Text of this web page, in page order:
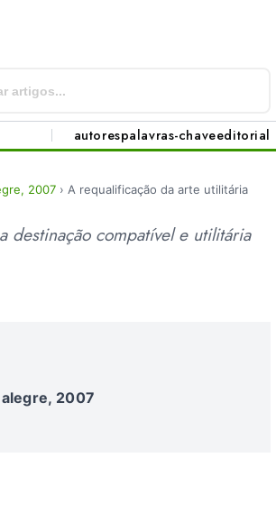
autorespalavras-chaveeditorial
2007 › A requalificação da arte utilitária
destinação compatível e utilitária
2007